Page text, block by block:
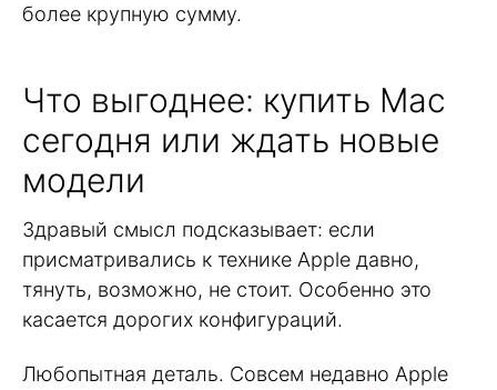
более крупную сумму.
Что выгоднее: купить Mac
сегодня или ждать новые
модели
Здравый смысл подсказывает: если
присматривались к технике Apple давно,
тянуть, возможно, не стоит. Особенно это
касается дорогих конфигураций.
Любопытная деталь. Совсем недавно Apple